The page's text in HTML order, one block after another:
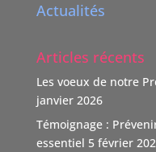
POUR TOUS Suisse.
donateur avec une
humaines,
qui font la
TOIT POUR
d'autant que
Actualités
Articles récents
Les voeux de notre
janvier 2026
Témoignage :
essentiel 5 février